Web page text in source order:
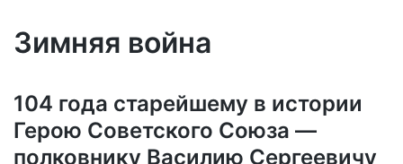
Зимняя война
104 года старейшему в истории
Герою Советского Союза —
полковнику Василию Сергеевичу